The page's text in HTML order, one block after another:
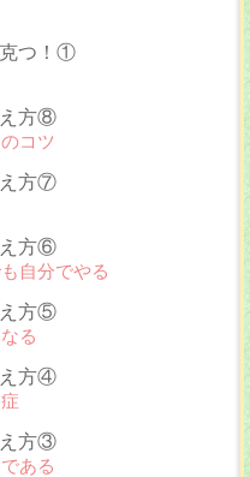
克つ！①
え方⑧
コツ
え方⑦
え方⑥
自分でやる
え方⑤
る
え方④
え方③
ある